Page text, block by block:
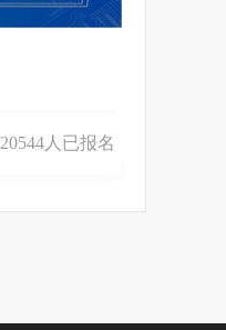
20544人已报名